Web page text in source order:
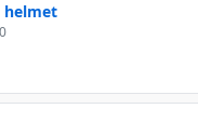
helmet
0